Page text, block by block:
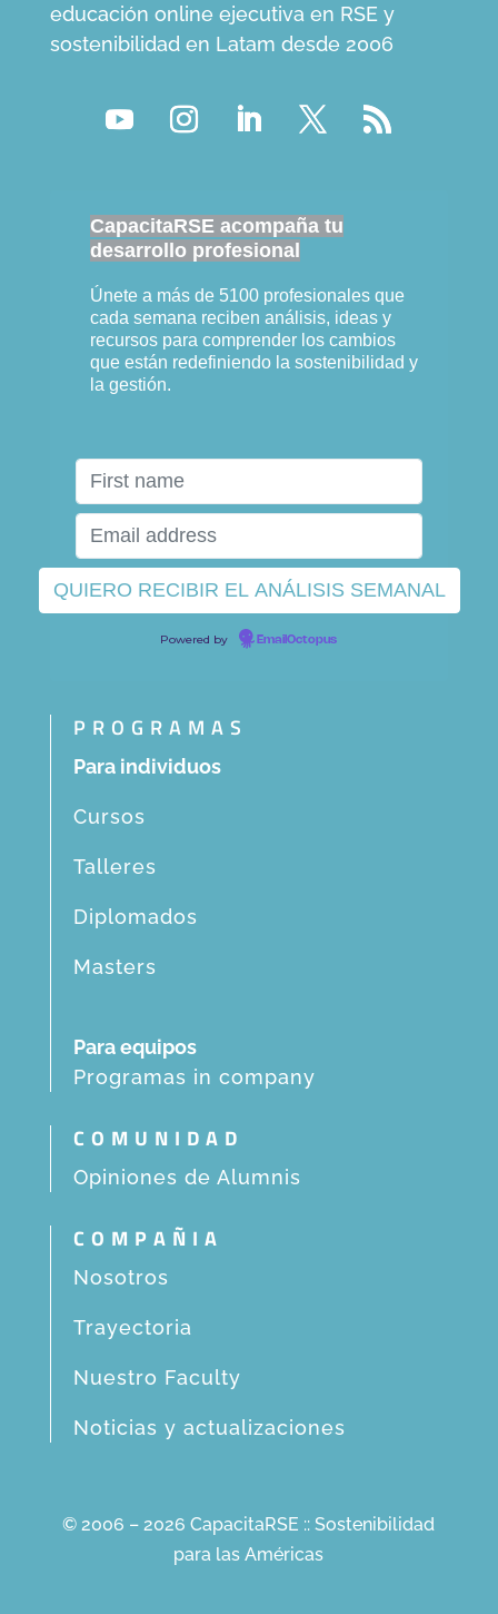
educación online ejecutiva en RSE y
sostenibilidad en Latam desde 2006
CapacitaRSE acompaña tu
desarrollo profesional
Únete a más de 5100 profesionales que
cada semana reciben análisis, ideas y
recursos para comprender los cambios
que están redefiniendo la sostenibilidad y
la gestión.
Powered by EmailOctopus
PROGRAMAS
Para individuos
Cursos
Talleres
Diplomados
Masters
Para equipos
Programas in company
COMUNIDAD
Opiniones de Alumnis
COMPAÑIA
Nosotros
Trayectoria
Nuestro Faculty
Noticias y actualizaciones
© 2006 – 2026 CapacitaRSE :: Sostenibilidad
para las Américas